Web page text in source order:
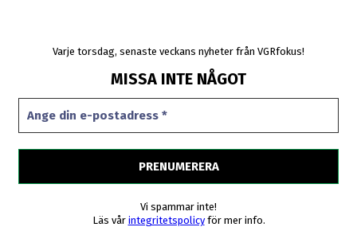
Varje torsdag, senaste veckans nyheter från VGRfokus!
MISSA INTE NÅGOT
Vi spammar inte!
Läs vår integritetspolicyför mer info.